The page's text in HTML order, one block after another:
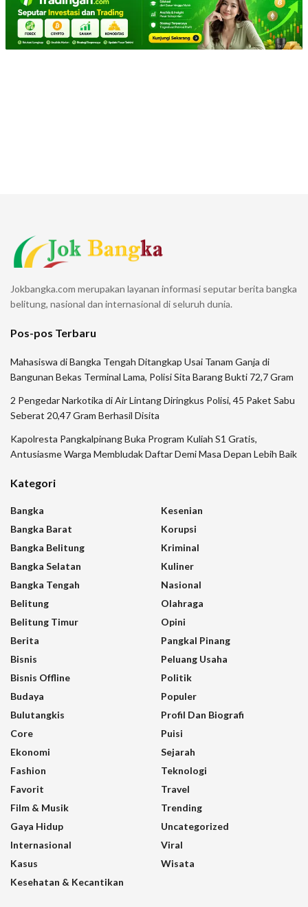
Jokbangka.com merupakan layanan informasi seputar berita bangka
belitung, nasional dan internasional di seluruh dunia.
Pos-pos Terbaru
Mahasiswa di Bangka Tengah Ditangkap Usai Tanam Ganja di
Bangunan Bekas Terminal Lama, Polisi Sita Barang Bukti 72,7 Gram
2 Pengedar Narkotika di Air Lintang Diringkus Polisi, 45 Paket Sabu
Seberat 20,47 Gram Berhasil Disita
Kapolresta Pangkalpinang Buka Program Kuliah S1 Gratis,
Antusiasme Warga Membludak Daftar Demi Masa Depan Lebih Baik
Kategori
Bangka
Bangka Barat
Bangka Belitung
Bangka Selatan
Bangka Tengah
Belitung
Belitung Timur
Berita
Bisnis
Bisnis Offline
Budaya
Bulutangkis
Core
Ekonomi
Fashion
Favorit
Film & Musik
Gaya Hidup
Internasional
Kasus
Kesehatan & Kecantikan
Kesenian
Korupsi
Kriminal
Kuliner
Nasional
Olahraga
Opini
Pangkal Pinang
Peluang Usaha
Politik
Populer
Profil Dan Biografi
Puisi
Sejarah
Teknologi
Travel
Trending
Uncategorized
Viral
Wisata